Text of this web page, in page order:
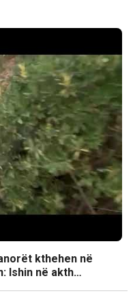
kthehen në
Ishin në akth…